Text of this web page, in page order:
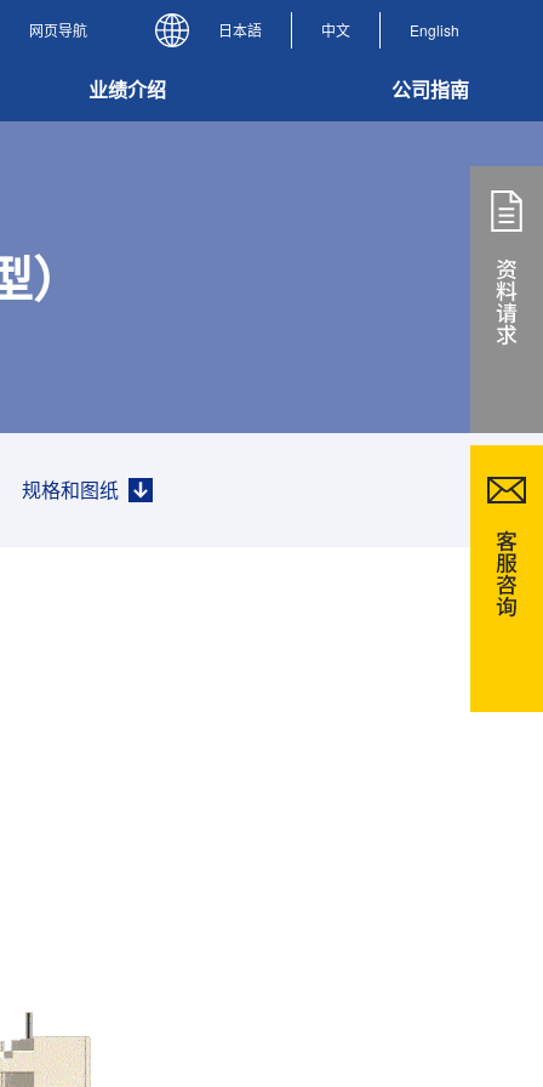
业绩介绍 公司指南
网页导航 日本語 中文 English
规格和图纸